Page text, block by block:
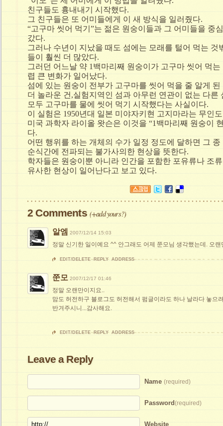
친구들도 흉내내기 시작했다.
그 친구들은 또 어미들에게 이 새 방식을 일러줬다.
“고구마 씻어 먹기”는 젊은 원숭이들과 그 어미들을 중
갔다.
그러나 수년이 지났을 때도 섬에는 모래를 털어 먹는 것
들이 훨씬 더 많았다.
그러던 어느날 약 1백마리째 원숭이가 고구마 씻어 먹
렵 큰 변화가 일어났다.
섬에 있는 원숭이 전부가 고구마를 씻어 먹을 줄 알게 된
더 놀라운 건,실험지역인 섬과 아무런 연관이 없는 다른
모두 고구마를 물에 씻어 먹기 시작했다는 사실이다.
이 실험은 1950년대 일본 미야자키현 고지마라는 무인
미국 과학자 라이올 왓슨은 이것을 “1백마리째 원숭이
다.
어떤 행위를 하는 개체의 수가 일정 정도에 달하면 그
순식간에 전파되는 불가사의한 현상을 뜻한다.
학자들은 원숭이뿐 아니라 인간을 포함한 포유류나 조
유사한 현상이 일어난다고 보고 있다.
2 Comments (+add yours?)
알엠 2007/12/14 15:03
정말 신기한 일이예요 ^^ 안그래도 어제 쭌모님 생각했는데. 오
EDIT/DELETE REPLY ADDRESS
쭌모 2007/12/17 01:46
정말 오랜만이지요..
맘도 허전하구 블로그도 허전해서 펌글이라도 하나 날라다 놓으
반겨주시니...감사해요.
EDIT/DELETE REPLY ADDRESS
Leave a Reply
Name (required)
Password(required)
Website